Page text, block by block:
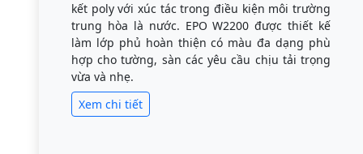
kết poly với xúc tác trong điều kiện môi trường
trung hòa là nước. EPO W2200 được thiết kế
làm lớp phủ hoàn thiện có màu đa dạng phù
hợp cho tường, sàn các yêu cầu chịu tải trọng
vừa và nhẹ.
Xem chi tiết